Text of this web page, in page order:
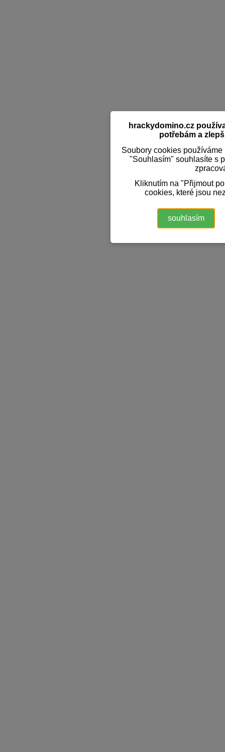
hrackydomino.cz
potřebám a
Soubory cookies
"Souhlasím" souhlasíte s
Kliknutím na "Přijmout
cookies, které jsou
souhlasím